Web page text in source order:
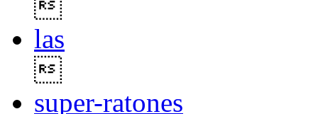
las
super-ratones